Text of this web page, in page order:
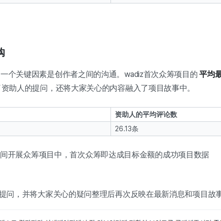
个关键因素是创作者之间的沟通。wadiz首次众筹项目的平均
助人的提问，还将大家关心的内容融入了项目故事中。
资助人的平均评论数
26.13条
开展众筹项目中，首次众筹即达成目标金额的成功项目数据
问，并将大家关心的疑问整理后再次反映在最新消息和项目故